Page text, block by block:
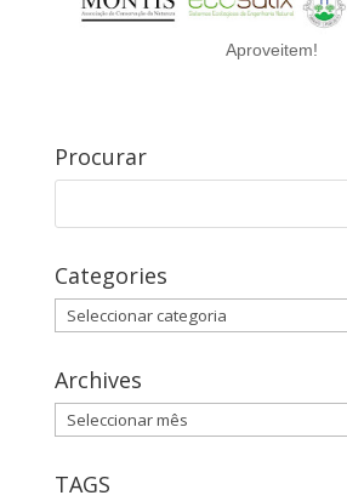
Aproveitem!
Procurar
Categories
Categories
Archives
Archives
TAGS